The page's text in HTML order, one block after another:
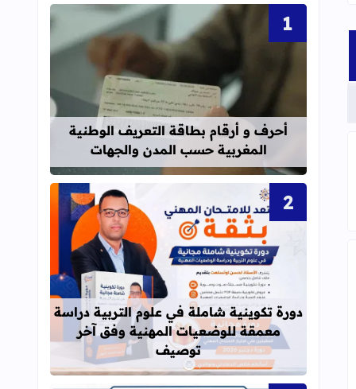
المستوى الخامس ابتدائي وفق المنهاج المنقح
ابتدائي طبعة 2020
قراءة المزيد عن أحرف و أرقام
أحرف و أرقام بطاقة التعريف الوطنية
المغربية حسب المدن والجهات
قراءة المزيد عن دورة تكوينية
دورة تكوينية شاملة في علوم التربية دراسة
معمقة للوضعيات المهنية وفق آخر
توصيف